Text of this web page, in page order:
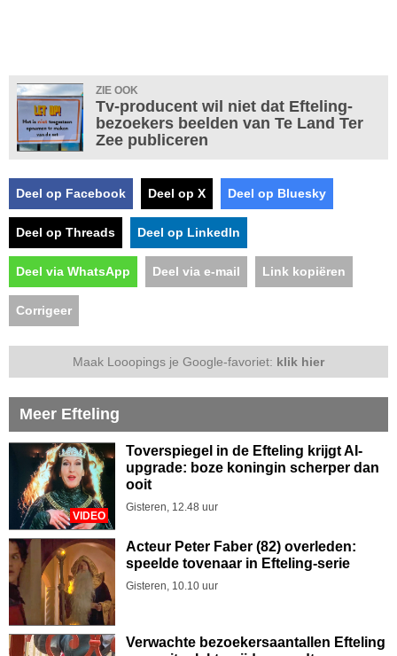
ZIE OOK
Tv-producent wil niet dat Efteling-
bezoekers beelden van Te Land Ter
Zee publiceren
Deel op Facebook Deel op X Deel op Bluesky
Deel op Threads Deel op LinkedIn
Deel via WhatsApp Deel via e-mail Link kopiëren
Corrigeer
Maak Looopings je Google-favoriet: klik hier
Meer Efteling
VIDEO
Toverspiegel in de Efteling krijgt AI-
upgrade: boze koningin scherper dan
ooit
Gisteren, 12.48 uur
Acteur Peter Faber (82) overleden:
speelde tovenaar in Efteling-serie
Gisteren, 10.10 uur
Verwachte bezoekersaantallen Efteling